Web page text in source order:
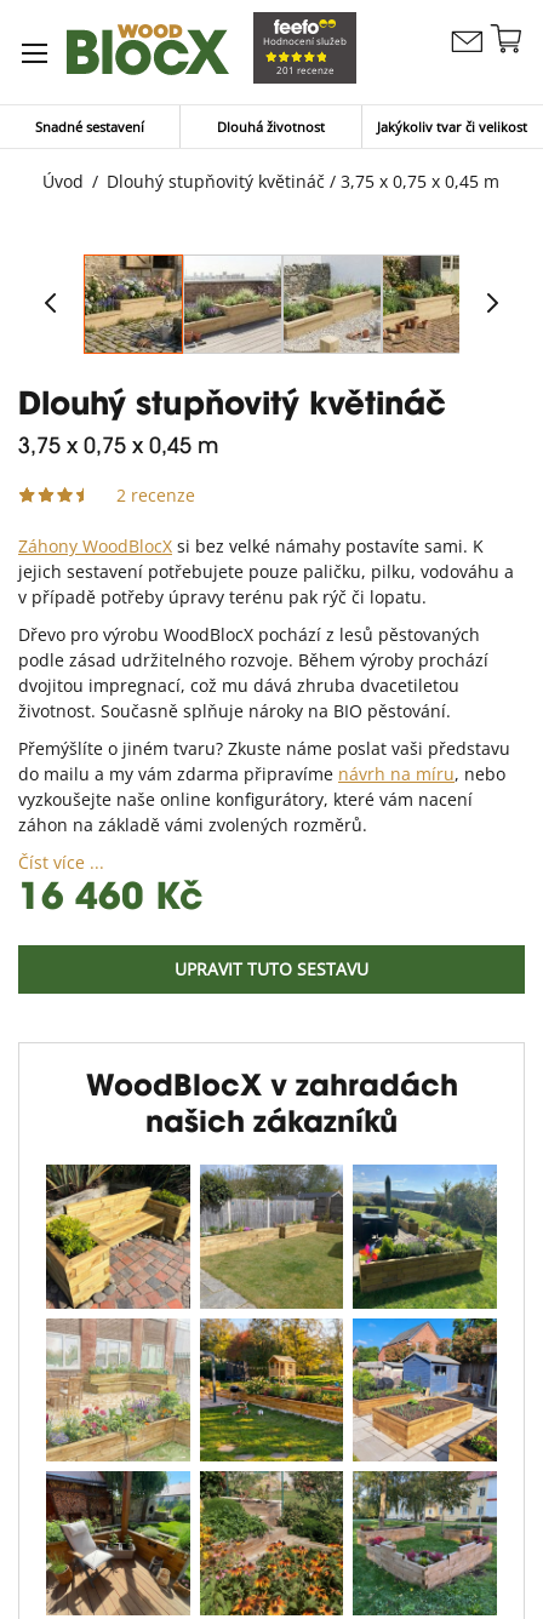
Hodnocení služeb
201 recenze
Kontaktujte
Snadné sestavení Dlouhá životnost Jakýkoliv tvar či velikost
Úvod Dlouhý stupňovitý květináč / 3,75 x 0,75 x 0,45 m
Dlouhý stupňovitý květináč
3,75 x 0,75 x 0,45 m
2 recenze
Záhony WoodBlocX si bez velké námahy postavíte sami. K
jejich sestavení potřebujete pouze paličku, pilku, vodováhu a
v případě potřeby úpravy terénu pak rýč či lopatu.
Dřevo pro výrobu WoodBlocX pochází z lesů pěstovaných
podle zásad udržitelného rozvoje. Během výroby prochází
dvojitou impregnací, což mu dává zhruba dvacetiletou
životnost. Současně splňuje nároky na BIO pěstování.
Přemýšlíte o jiném tvaru? Zkuste náme poslat vaši představu
do mailu a my vám zdarma připravíme návrh na míru, nebo
vyzkoušejte naše online konfigurátory, které vám nacení
záhon na základě vámi zvolených rozměrů.
Číst více ...
16 460 Kč
UPRAVIT TUTO SESTAVU
WoodBlocX v zahradách
našich zákazníků